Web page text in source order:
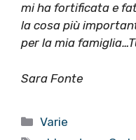
mi ha fortificata e
la cosa più
per la mia famiglia…
Sara Fonte
Categorie
Varie